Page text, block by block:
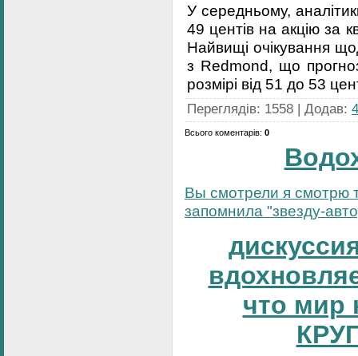
У середньому,
49 центів на акцію за
Найвищі очікування
з Redmond, що
розмірі від 51 до 53
Переглядів: 1558 | Додав:
Всього коментарів: 0
Вы смотрели я смотрю
запомнила "звезду-
что мир